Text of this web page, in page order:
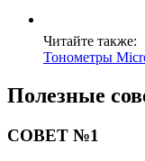
Читайте также:
Тонометры
Полезные
СОВЕТ №1